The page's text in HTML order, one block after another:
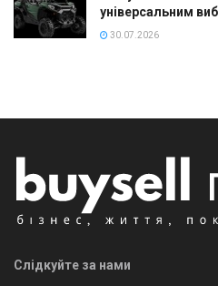
універсальним
30.07.2026
Слідкуйте за нами